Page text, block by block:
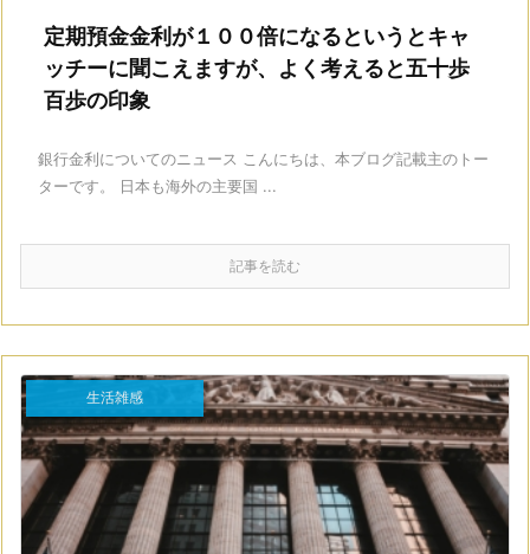
定期預金金利が１００倍になるというとキャ
ッチーに聞こえますが、よく考えると五十歩
百歩の印象
銀行金利についてのニュース こんにちは、本ブログ記載主のトー
ターです。 日本も海外の主要国 ...
記事を読む
生活雑感